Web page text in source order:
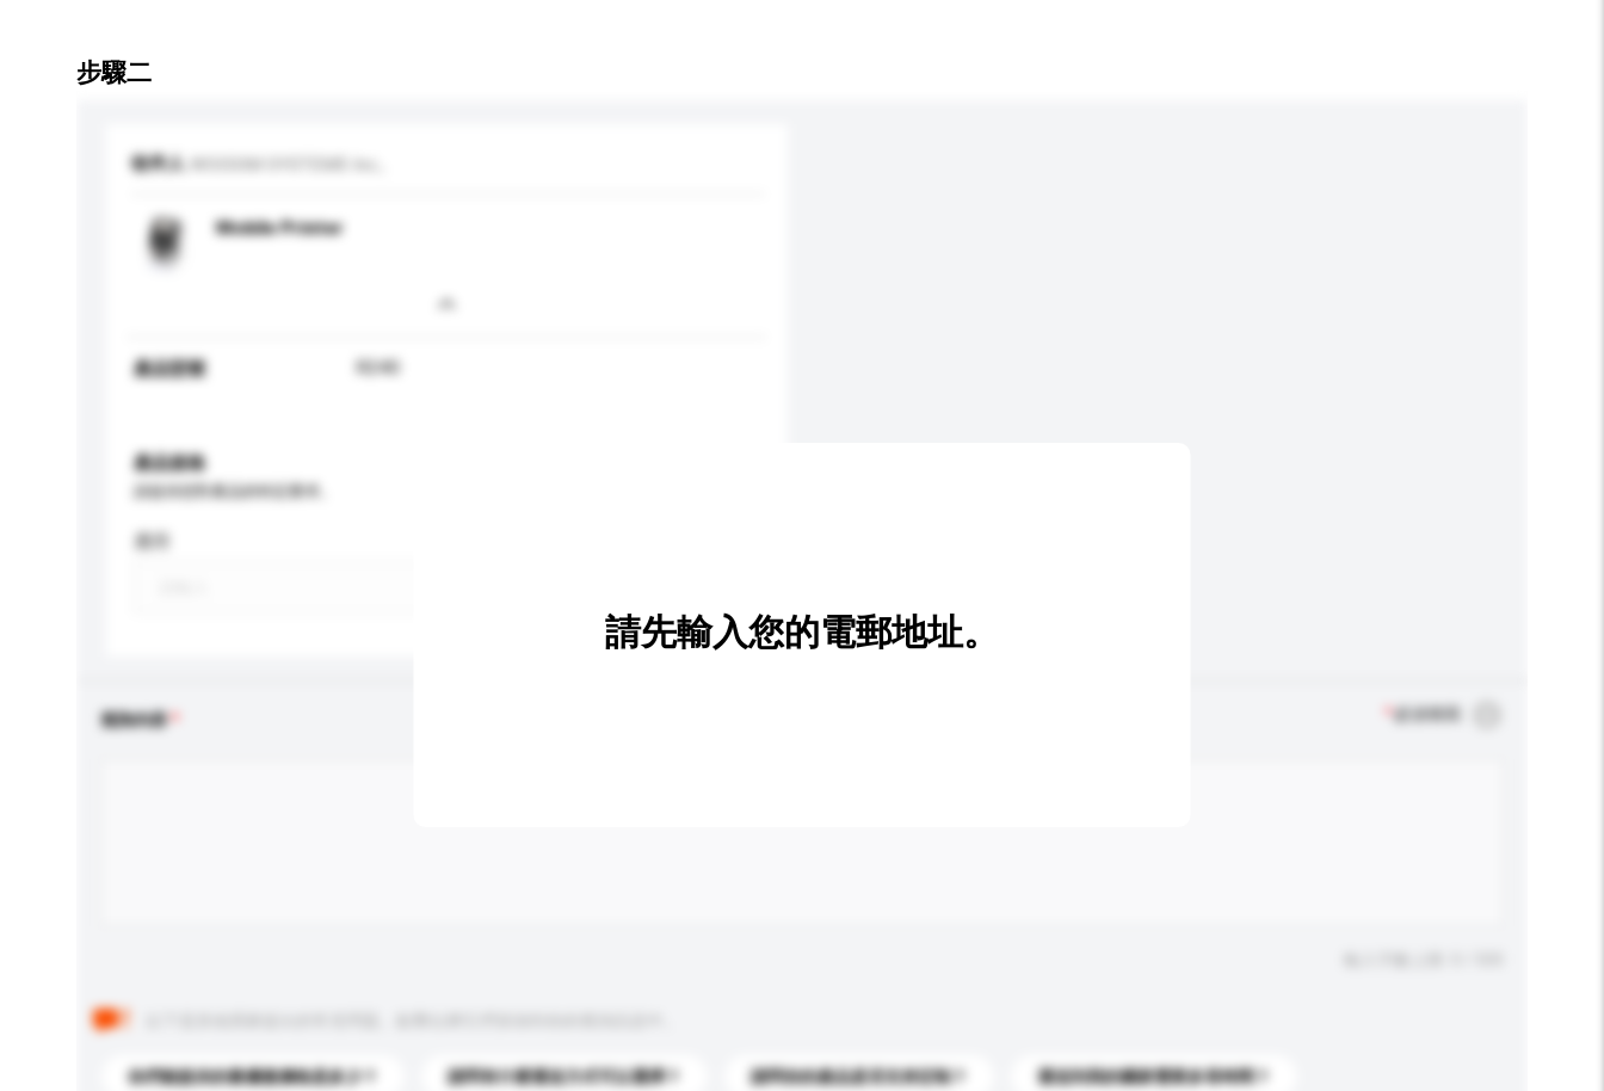
步驟二
收件人
Mobile Printer
產品型號 R240
產品規格
查詢內容
你們能提供的最優惠價格是多少？ 請問有什麼運送方式可以選擇？ 請問你的產品是否支持定制？ 運送到我的國家需要多長時間？
請先輸入您的電郵地址。